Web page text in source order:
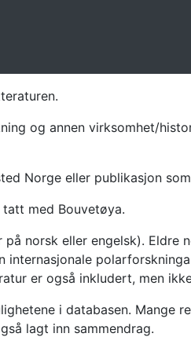
og annen virksomhet/
Norge eller publikasjon
med Bouvetøya.
norsk eller engelsk). Eldre
er også inkludert, men
i databasen. Mange
lagt inn sammendrag.